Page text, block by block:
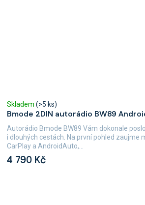
Bmode 2DIN autorádio BW89
Skladem (>5 ks)
4 790 Kč
Autorádio Bmode BW89 Vám dokonale
i dlouhých cestách. Na první pohled zaujme
CarPlay a AndroidAuto,...